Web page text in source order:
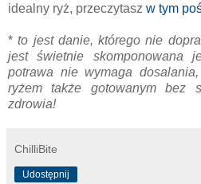
idealny ryż, przeczytasz w tym
* to jest danie, którego nie
jest świetnie skomponowana
potrawa nie wymaga
ryżem także gotowanym
zdrowia!
ChilliBite
Udostępnij